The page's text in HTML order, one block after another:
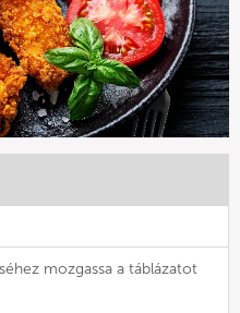
mozgassa a táblázatot